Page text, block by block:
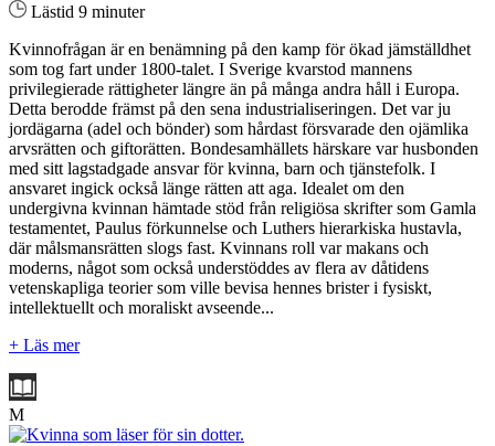
Lästid 9 minuter
Kvinnofrågan är en benämning på den kamp för ökad jämställdhet
som tog fart under 1800-talet. I Sverige kvarstod mannens
privilegierade rättigheter längre än på många andra håll i Europa.
Detta berodde främst på den sena industrialiseringen. Det var ju
jordägarna (adel och bönder) som hårdast försvarade den ojämlika
arvsrätten och giftorätten. Bondesamhällets härskare var husbonden
med sitt lagstadgade ansvar för kvinna, barn och tjänstefolk. I
ansvaret ingick också länge rätten att aga. Idealet om den
undergivna kvinnan hämtade stöd från religiösa skrifter som Gamla
testamentet, Paulus förkunnelse och Luthers hierarkiska hustavla,
där målsmansrätten slogs fast. Kvinnans roll var makans och
moderns, något som också understöddes av flera av dåtidens
vetenskapliga teorier som ville bevisa hennes brister i fysiskt,
intellektuellt och moraliskt avseende...
+ Läs mer
M